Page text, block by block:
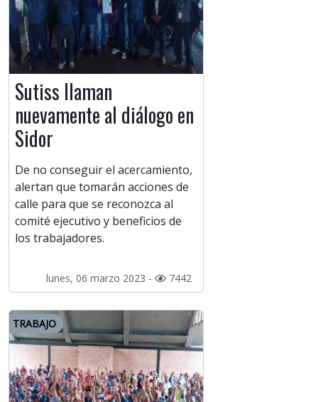
Sutiss llaman
nuevamente al diálogo en
Sidor
De no conseguir el acercamiento,
alertan que tomarán acciones de
calle para que se reconozca al
comité ejecutivo y beneficios de
los trabajadores.
lunes, 06 marzo 2023 - 7442
TRABAJO